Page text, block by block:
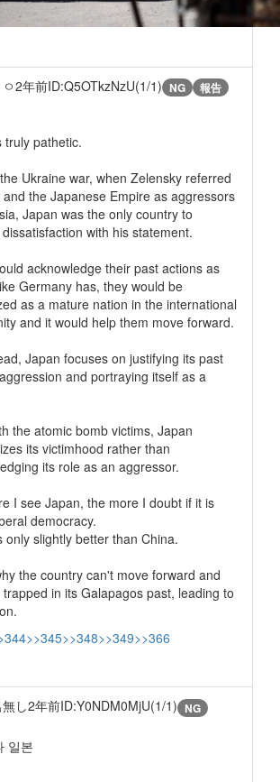
2年前ID:Q5OTkzNzU(1/1) NG 報告
truly pathetic.
Ukraine war, when Zelensky referred
and the Japanese Empire as aggressors
Japan was the only country to
with his statement.
acknowledge their past actions as
Germany has, they would be
as a mature nation in the international
and it would help them move forward.
Japan focuses on justifying its past
and portraying itself as a
the atomic bomb victims, Japan
its victimhood rather than
its role as an aggressor.
I see Japan, the more I doubt if it is
democracy.
only slightly better than China.
the country can't move forward and
trapped in its Galapagos past, leading to
>>345>>348>>349>>366
し2年前ID:Y0NDM0MjU(1/1) NG
일본